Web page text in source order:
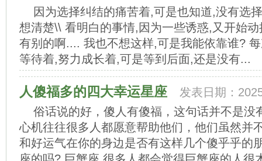
因为选择纠结的痛苦着,可是也知道,没有选
想清楚\\ 看明白的事情,因为一些诱惑,又开始
有别的啊.... 我也不想这样,可是我能依靠谁?
等待着,努力成长着,可是等到后面,还是没有...
人傻福多的四大幸运星座
发表日期：
俗话说的好，傻人有傻福，这句话并不是没
心机往往很多人都愿意帮助他们，他们虽然并
和好运气在你的身边是否有这样几个傻乎乎的